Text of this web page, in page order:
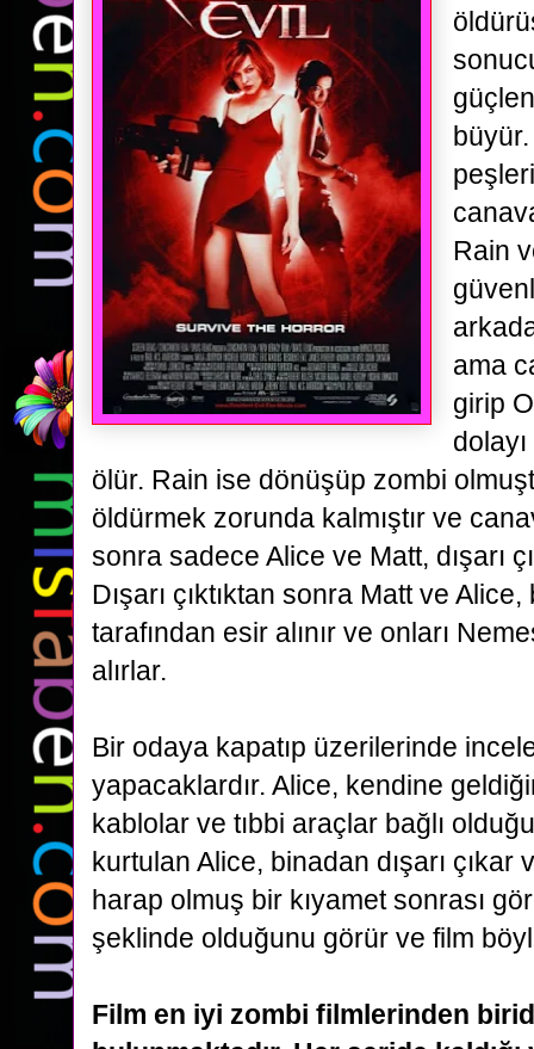
Rain
ama
girip
ölür. Rain ise dönüşüp zombi
öldürmek zorunda kalmıştır ve
sonra sadece Alice ve Matt, dışarı
Dışarı çıktıktan sonra Matt ve
tarafından esir alınır ve onları
alırlar.
Bir odaya kapatıp üzerilerinde
yapacaklardır. Alice, kendine
kablolar ve tıbbi araçlar bağlı
kurtulan Alice, binadan dışarı çıkar
harap olmuş bir kıyamet sonrası
şeklinde olduğunu görür ve film
Film en iyi zombi filmlerinden